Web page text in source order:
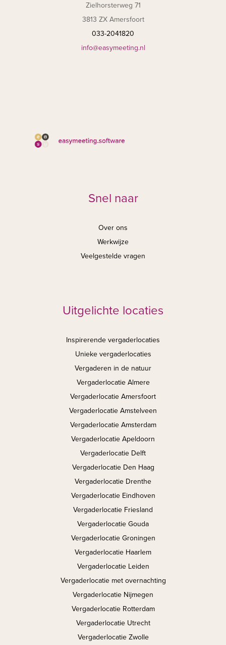
Zielhorsterweg 71
3813 ZX Amersfoort
033-2041820
info@easymeeting.nl
Snel naar
Over ons
Werkwijze
Veelgestelde vragen
Uitgelichte locaties
Inspirerende vergaderlocaties
Unieke vergaderlocaties
Vergaderen in de natuur
Vergaderlocatie Almere
Vergaderlocatie Amersfoort
Vergaderlocatie Amstelveen
Vergaderlocatie Amsterdam
Vergaderlocatie Apeldoorn
Vergaderlocatie Delft
Vergaderlocatie Den Haag
Vergaderlocatie Drenthe
Vergaderlocatie Eindhoven
Vergaderlocatie Friesland
Vergaderlocatie Gouda
Vergaderlocatie Groningen
Vergaderlocatie Haarlem
Vergaderlocatie Leiden
Vergaderlocatie met overnachting
Vergaderlocatie Nijmegen
Vergaderlocatie Rotterdam
Vergaderlocatie Utrecht
Vergaderlocatie Zwolle